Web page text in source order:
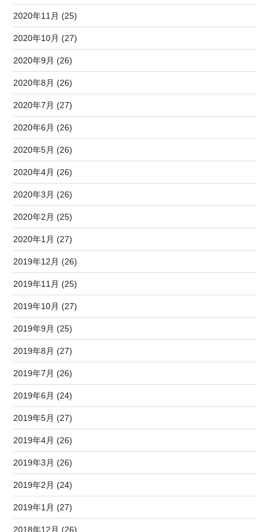
2020年11月 (25)
2020年10月 (27)
2020年9月 (26)
2020年8月 (26)
2020年7月 (27)
2020年6月 (26)
2020年5月 (26)
2020年4月 (26)
2020年3月 (26)
2020年2月 (25)
2020年1月 (27)
2019年12月 (26)
2019年11月 (25)
2019年10月 (27)
2019年9月 (25)
2019年8月 (27)
2019年7月 (26)
2019年6月 (24)
2019年5月 (27)
2019年4月 (26)
2019年3月 (26)
2019年2月 (24)
2019年1月 (27)
2018年12月 (26)